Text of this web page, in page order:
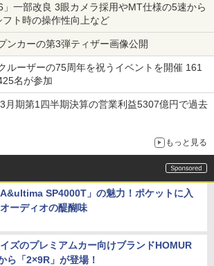
」一部改良 3眼カメラ採用やMT仕様の5速から
ト時の操作性向上など
ンカーの第3弾ティザー画像公開
ルーザーの75周年を祝うイベントを開催 161
名が参加
月期第1四半期決算の営業利益5307億円で過去
もっと見る
A&ultima SP4000T」の魅力！ポケットに入
ーディオの醍醐味
ズのプレミアムカー向けブランドHOMUR
ら「2×9R」が登場！